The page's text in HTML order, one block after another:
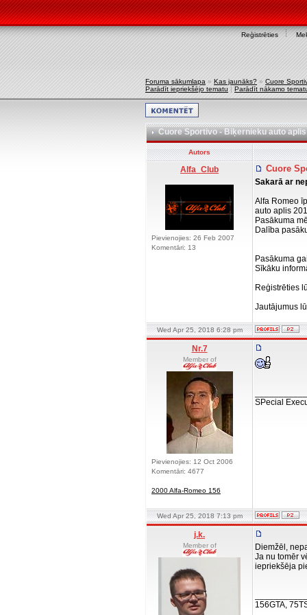
Reģistrēties
Foruma sākumlapa » Kas jaunāks? » Cuore
Parādīt iepriekšējo tematu | Parādīt nākamo
Cuore Sportivo - Biķernieku auto aplis
Autors
Alfa_Club
Pievienojies: 26 Feb 2007
Komentāri: 13
Cuore
Sakarā ar
Alfa Romeo
auto aplis
Pasākuma
Dalība
Pasākuma
Sīkāku
Reģistrēties
Jautājumus
Wed Apr 25, 2018 6:28 pm
Nr.7
Member of
Pievienojies: 12 Oct 2006
Komentāri: 4677
2000 Alfa-Romeo 156
SPecial
Wed Apr 25, 2018 7:13 pm
j.k.
Member of
Diemžēl,
Ja nu tomēr
iepriekšēja
156GTA,